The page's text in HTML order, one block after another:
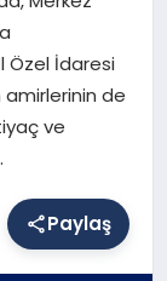
Özel İdaresi
de
ve
Paylaş